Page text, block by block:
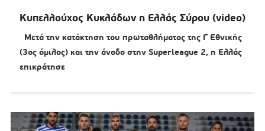
Κυπελλούχος Κυκλάδων η Ελλάς Σύρου (video)
Μετά την κατάκτηση του πρωταθλήματος της Γ Εθνικής
(3ος όμιλος) και την άνοδο στην Superleague 2, η Ελλάς
επικράτησε